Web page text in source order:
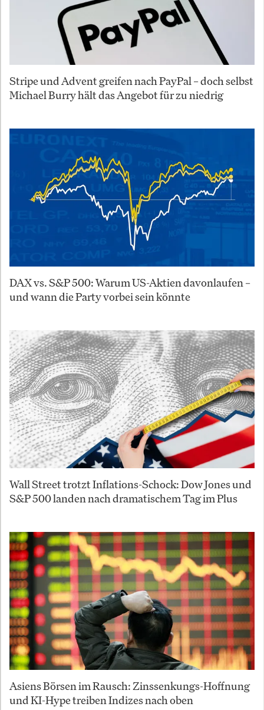
Stripe und Advent greifen nach PayPal – doch selbst
Michael Burry hält das Angebot für zu niedrig
DAX vs. S&P 500: Warum US-Aktien davonlaufen –
und wann die Party vorbei sein könnte
Wall Street trotzt Inflations-Schock: Dow Jones und
S&P 500 landen nach dramatischem Tag im Plus
Asiens Börsen im Rausch: Zinssenkungs-Hoffnung
und KI-Hype treiben Indizes nach oben